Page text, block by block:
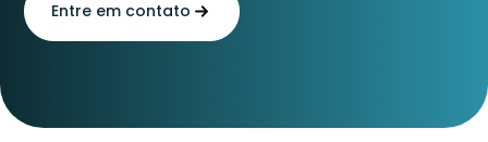
Entre em contato